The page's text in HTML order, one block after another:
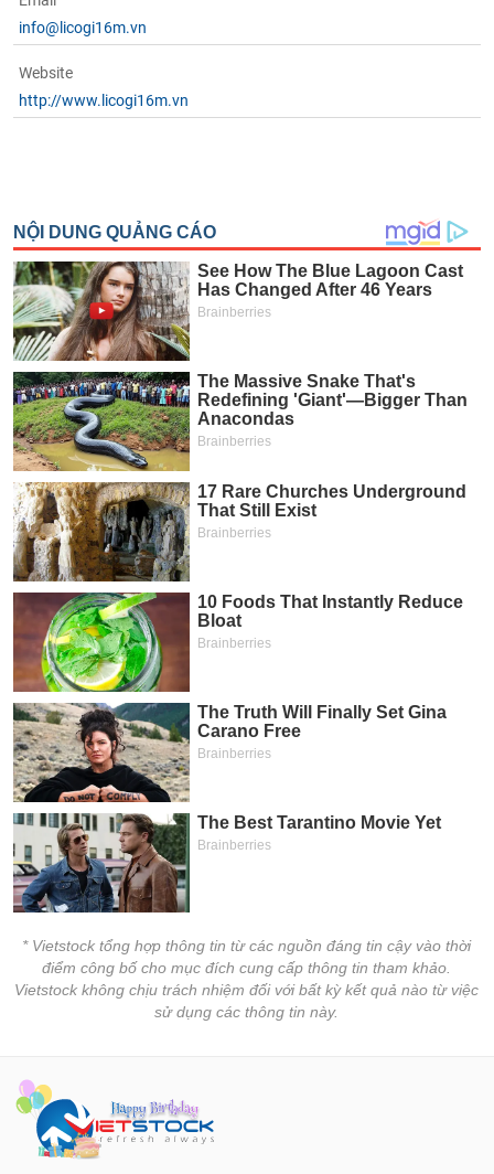
info@licogi16m.vn
Website
http://www.licogi16m.vn
* Vietstock tổng hợp thông tin từ các nguồn đáng tin cậy vào thời
điểm công bố cho mục đích cung cấp thông tin tham khảo.
Vietstock không chịu trách nhiệm đối với bất kỳ kết quả nào từ việc
sử dụng các thông tin này.
Công
Truyền
thông
tài
chính
Dữ
liệu
tài
chính